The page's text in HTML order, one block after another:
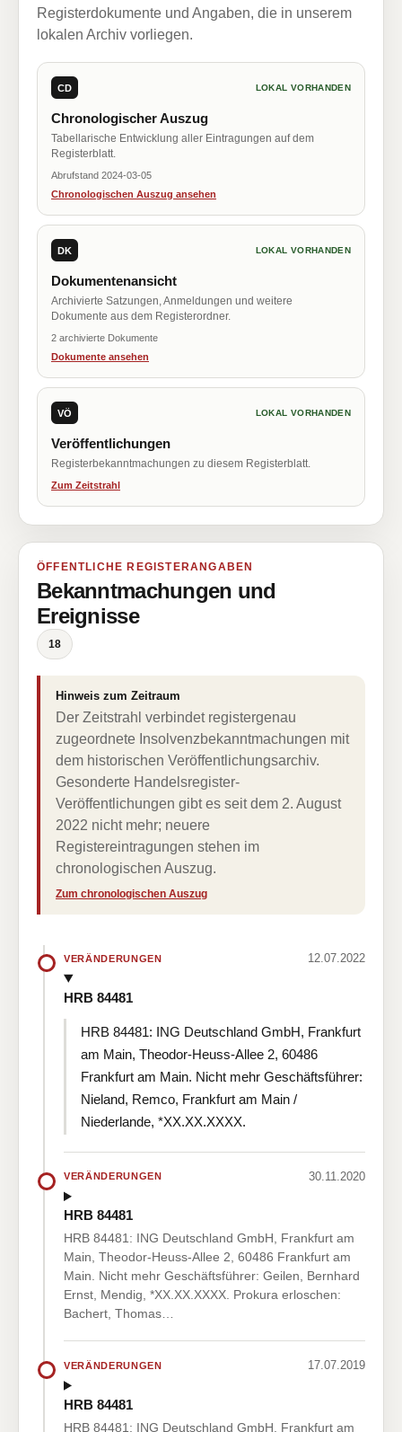
Registerdokumente und Angaben, die in unserem
lokalen Archiv vorliegen.
CD LOKAL VORHANDEN
Chronologischer Auszug
Tabellarische Entwicklung aller Eintragungen auf dem
Registerblatt.
Abrufstand 2024-03-05
Chronologischen Auszug ansehen
DK LOKAL VORHANDEN
Dokumentenansicht
Archivierte Satzungen, Anmeldungen und weitere
Dokumente aus dem Registerordner.
2 archivierte Dokumente
Dokumente ansehen
VÖ LOKAL VORHANDEN
Veröffentlichungen
Registerbekanntmachungen zu diesem Registerblatt.
Zum Zeitstrahl
ÖFFENTLICHE REGISTERANGABEN
Bekanntmachungen und
Ereignisse
18
Hinweis zum Zeitraum
Der Zeitstrahl verbindet registergenau
zugeordnete Insolvenzbekanntmachungen mit
dem historischen Veröffentlichungsarchiv.
Gesonderte Handelsregister-
Veröffentlichungen gibt es seit dem 2. August
2022 nicht mehr; neuere
Registereintragungen stehen im
chronologischen Auszug.
Zum chronologischen Auszug
VERÄNDERUNGEN 12.07.2022
HRB 84481
HRB 84481: ING Deutschland GmbH, Frankfurt
am Main, Theodor-Heuss-Allee 2, 60486
Frankfurt am Main. Nicht mehr Geschäftsführer:
Nieland, Remco, Frankfurt am Main /
Niederlande, *XX.XX.XXXX.
VERÄNDERUNGEN 30.11.2020
HRB 84481
HRB 84481: ING Deutschland GmbH, Frankfurt am
Main, Theodor-Heuss-Allee 2, 60486 Frankfurt am
Main. Nicht mehr Geschäftsführer: Geilen, Bernhard
Ernst, Mendig, *XX.XX.XXXX. Prokura erloschen:
Bachert, Thomas…
VERÄNDERUNGEN 17.07.2019
HRB 84481
HRB 84481: ING Deutschland GmbH, Frankfurt am